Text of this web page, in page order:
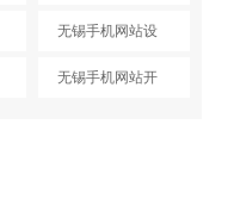
定制
无锡手机网站设
计
无锡手机网站开